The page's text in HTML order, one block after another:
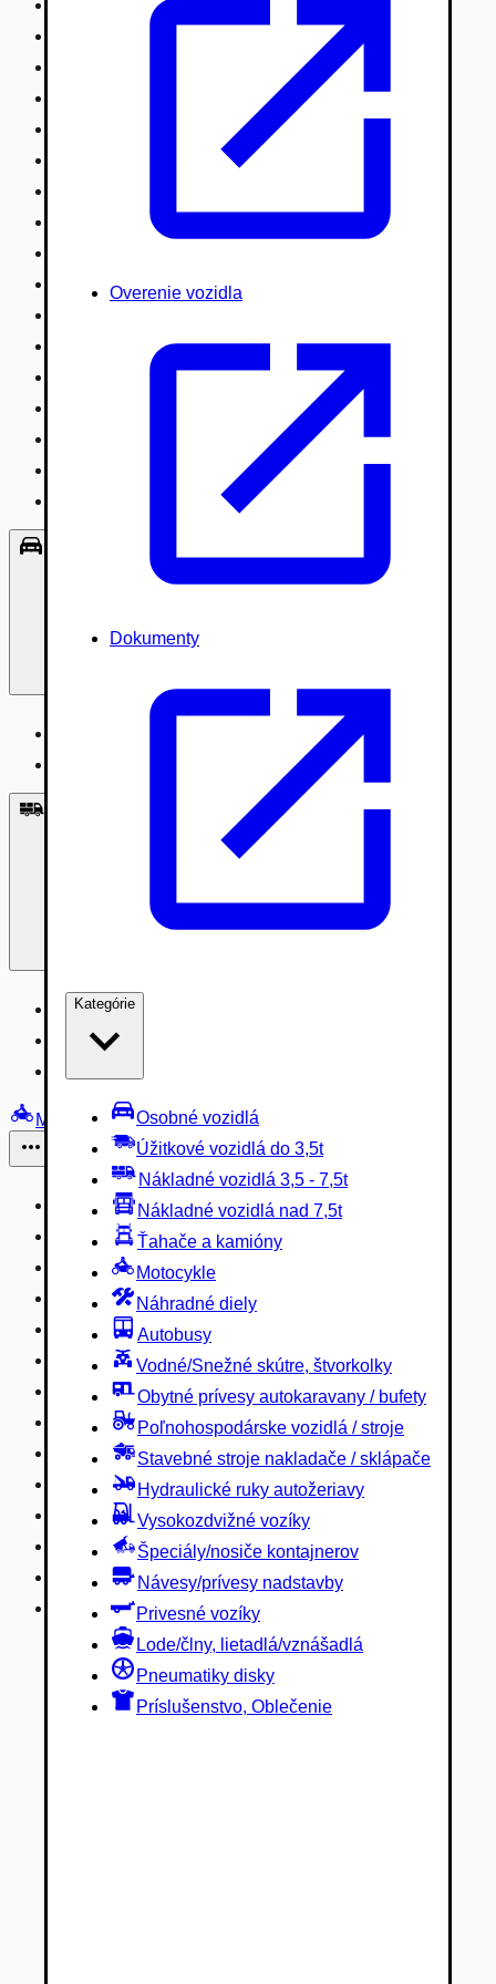
Overenie vozidla
Dokumenty
Kategórie
Osobné vozidlá
Úžitkové vozidlá do 3,5t
Nákladné vozidlá 3,5 - 7,5t
Nákladné vozidlá nad 7,5t
Ťahače a kamióny
Motocykle
Náhradné diely
Autobusy
Vodné/Snežné skútre, štvorkolky
Obytné prívesy autokaravany / bufety
Poľnohospodárske vozidlá / stroje
Stavebné stroje nakladače / sklápače
Hydraulické ruky autožeriavy
Vysokozdvižné vozíky
Špeciály/nosiče kontajnerov
Návesy/prívesy nadstavby
Privesné vozíky
Lode/člny, lietadlá/vznášadlá
Pneumatiky disky
Príslušenstvo, Oblečenie
Nákladné vozidlá nad 7,5t
Vodné/Snežné skútre, štvorkolky
Poľnohospodárske vozidlá / stroje
Hydraulické ruky autožeriavy
Špeciály/nosiče kontajnerov
Návesy/prívesy nadstavby
Lode/člny, lietadlá/vznášadlá
Príslušenstvo, Oblečenie
Nákladné vozidlá 3,5 - 7,5t
Nákladné vozidlá nad 7,5t
Motocykle
Náhradné diely
Autobusy
Vodné/Snežné skútre, štvorkolky
Obytné prívesy autokaravany / bufety
Poľnohospodárske vozidlá / stroje
Stavebné stroje nakladače / sklápače
Hydraulické ruky autožeriavy
Vysokozdvižné vozíky
Špeciály/nosiče kontajnerov
Návesy/prívesy nadstavby
Privesné vozíky
Lode/člny, lietadlá/vznášadlá
Pneumatiky disky
Príslušenstvo, Oblečenie